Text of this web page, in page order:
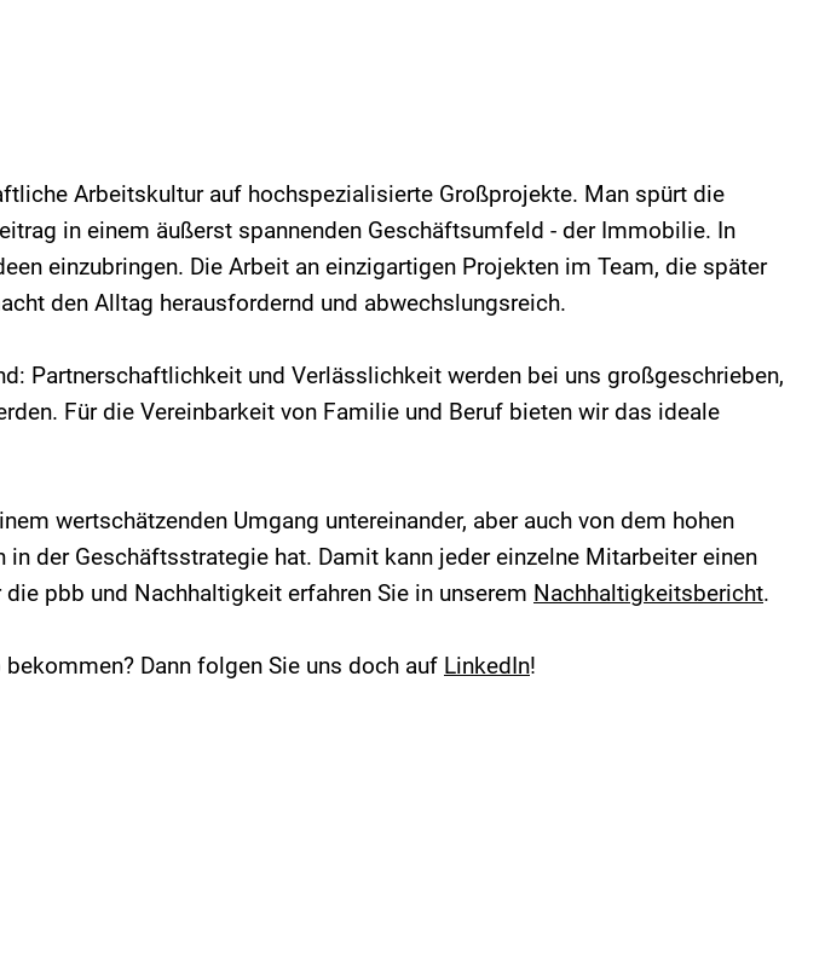
Arbeitskultur auf hochspezialisierte Großprojekte. Man spürt die
in einem äußerst spannenden Geschäftsumfeld - der Immobilie. In
einzubringen. Die Arbeit an einzigartigen Projekten im Team, die später
den Alltag herausfordernd und abwechslungsreich.
Partnerschaftlichkeit und Verlässlichkeit werden bei uns großgeschrieben,
Für die Vereinbarkeit von Familie und Beruf bieten wir das ideale
wertschätzenden Umgang untereinander, aber auch von dem hohen
der Geschäftsstrategie hat. Damit kann jeder einzelne Mitarbeiter einen
pbb und Nachhaltigkeit erfahren Sie in unserem Nachhaltigkeitsbericht.
Dann folgen Sie uns doch auf LinkedIn!